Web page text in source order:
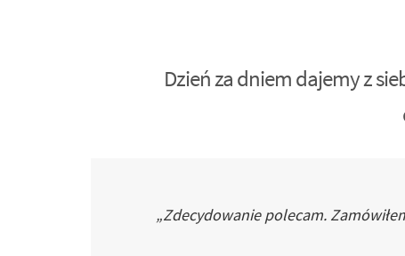
Dzień za dniem dajemy z
„Zdecydowanie polecam.